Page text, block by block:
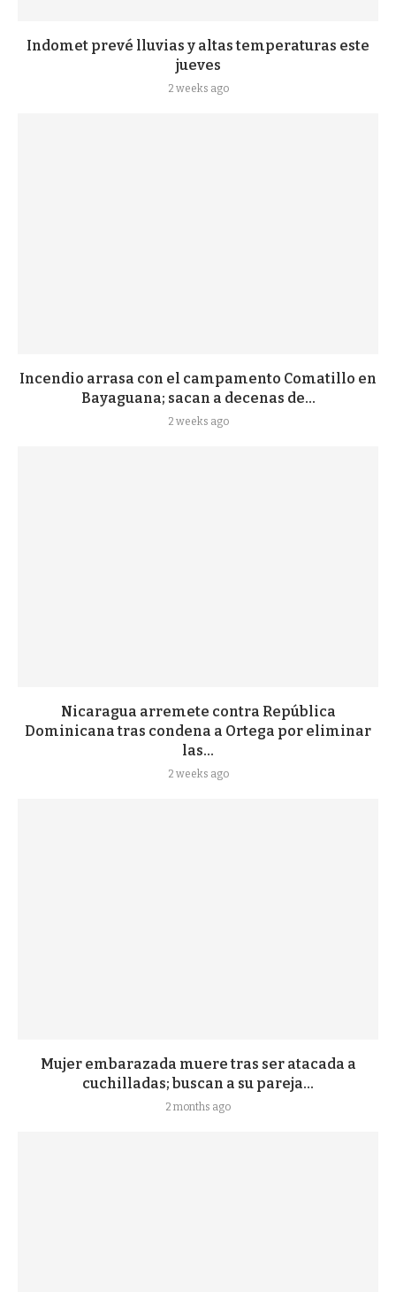
Indomet prevé lluvias y altas temperaturas este
jueves
2 weeks ago
Incendio arrasa con el campamento Comatillo en
Bayaguana; sacan a decenas de...
2 weeks ago
Nicaragua arremete contra República
Dominicana tras condena a Ortega por eliminar
las...
2 weeks ago
Mujer embarazada muere tras ser atacada a
cuchilladas; buscan a su pareja...
2 months ago